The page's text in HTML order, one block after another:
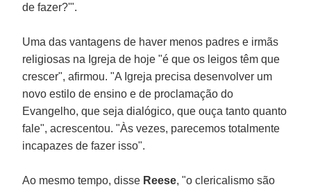
de fazer?'".
Uma das vantagens de haver menos padres e irmãs
religiosas na Igreja de hoje "é que os leigos têm que
crescer", afirmou. "A Igreja precisa desenvolver um
novo estilo de ensino e de proclamação do
Evangelho, que seja dialógico, que ouça tanto quanto
fale", acrescentou. "Às vezes, parecemos totalmente
incapazes de fazer isso".
Ao mesmo tempo, disse Reese, "o clericalismo são